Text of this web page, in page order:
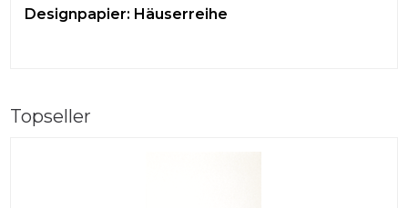
Designpapier: Häuserreihe
Topseller